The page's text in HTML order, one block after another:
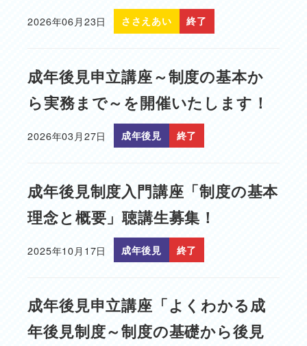
投稿日
2026年06月23日 ささえあい 終了
成年後見申立講座～制度の基本か
ら実務まで～を開催いたします！
投稿日
2026年03月27日 成年後見 終了
成年後見制度入門講座「制度の基本
理念と概要」聴講生募集！
投稿日
2025年10月17日 成年後見 終了
成年後見申立講座「よくわかる成
年後見制度～制度の基礎から後見